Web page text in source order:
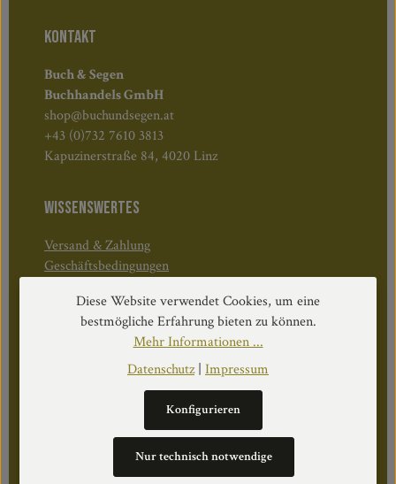
KONTAKT
Buch & Segen
Buchhandels GmbH
shop@buchundsegen.at
+43 (0)732 7610 3813
Kapuzinerstraße 84, 4020 Linz
WISSENSWERTES
Versand & Zahlung
Geschäftsbedingungen
Öffnungszeiten:
Fr: 08:30–12:30 Uhr
Diese Website verwendet Cookies, um eine
bestmögliche Erfahrung bieten zu können.
Mehr Informationen ...
Datenschutz| Impressum
Nur technisch notwendige
Konfigurieren